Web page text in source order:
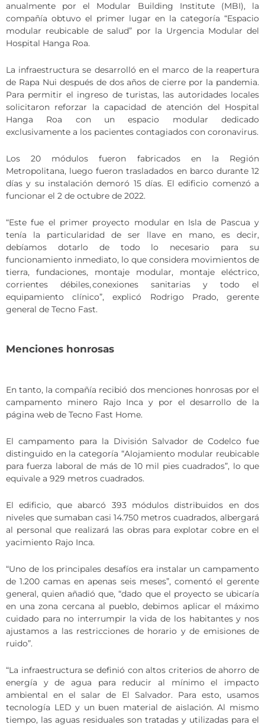
anualmente por el Modular Building Institute (MBI), la
compañía obtuvo el primer lugar en la categoría “Espacio
modular reubicable de salud” por la Urgencia Modular del
Hospital Hanga Roa.
La infraestructura se desarrolló en el marco de la reapertura
de Rapa Nui después de dos años de cierre por la pandemia.
Para permitir el ingreso de turistas, las autoridades locales
solicitaron reforzar la capacidad de atención del Hospital
Hanga Roa con un espacio modular dedicado
exclusivamente a los pacientes contagiados con coronavirus.
Los 20 módulos fueron fabricados en la Región
Metropolitana, luego fueron trasladados en barco durante 12
días y su instalación demoró 15 días. El edificio comenzó a
funcionar el 2 de octubre de 2022.
“Este fue el primer proyecto modular en Isla de Pascua y
tenía la particularidad de ser llave en mano, es decir,
debíamos dotarlo de todo lo necesario para su
funcionamiento inmediato, lo que considera movimientos de
tierra, fundaciones, montaje modular, montaje eléctrico,
corrientes débiles, conexiones sanitarias y todo el
equipamiento clínico”, explicó Rodrigo Prado, gerente
general de Tecno Fast.
Menciones honrosas
En tanto, la compañía recibió dos menciones honrosas por el
campamento minero Rajo Inca y por el desarrollo de la
página web de Tecno Fast Home.
El campamento para la División Salvador de Codelco fue
distinguido en la categoría “Alojamiento modular reubicable
para fuerza laboral de más de 10 mil pies cuadrados”, lo que
equivale a 929 metros cuadrados.
El edificio, que abarcó 393 módulos distribuidos en dos
niveles que sumaban casi 14.750 metros cuadrados, albergará
al personal que realizará las obras para explotar cobre en el
yacimiento Rajo Inca.
“Uno de los principales desafíos era instalar un campamento
de 1.200 camas en apenas seis meses”, comentó el gerente
general, quien añadió que, “dado que el proyecto se ubicaría
en una zona cercana al pueblo, debimos aplicar el máximo
cuidado para no interrumpir la vida de los habitantes y nos
ajustamos a las restricciones de horario y de emisiones de
ruido”.
“La infraestructura se definió con altos criterios de ahorro de
energía y de agua para reducir al mínimo el impacto
ambiental en el salar de El Salvador. Para esto, usamos
tecnología LED y un buen material de aislación. Al mismo
tiempo, las aguas residuales son tratadas y utilizadas para el